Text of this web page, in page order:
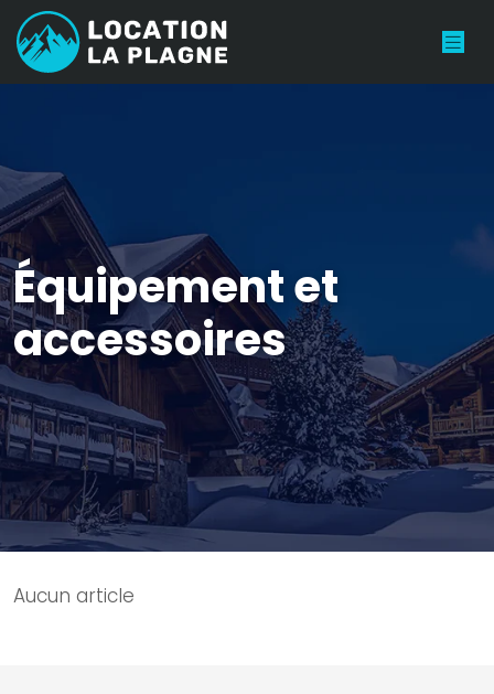
Équipement et
accessoires
Aucun article